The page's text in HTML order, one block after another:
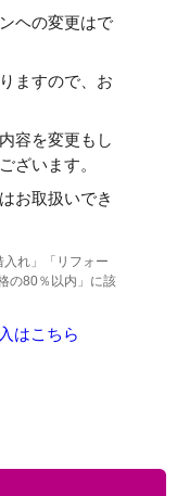
ヘの変更はで
ますので、お
容を変更もし
ざいます。
お取扱いでき
入れ」「リフォー
の80％以内」に該
はこちら